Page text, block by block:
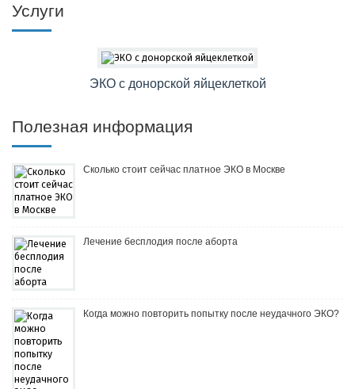
Услуги
ЭКО c донорской яйцеклеткой
Полезная информация
Сколько стоит сейчас платное ЭКО в Москве
Лечение бесплодия после аборта
Когда можно повторить попытку после неудачного ЭКО?